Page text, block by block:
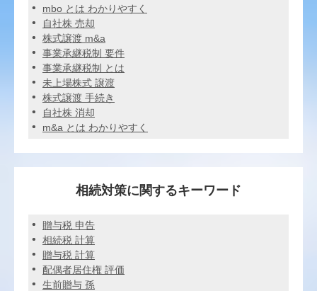
mbo とは わかりやすく
自社株 売却
株式譲渡 m&a
事業承継税制 要件
事業承継税制 とは
未上場株式 譲渡
株式譲渡 手続き
自社株 消却
m&a とは わかりやすく
相続対策に関するキーワード
贈与税 申告
相続税 計算
贈与税 計算
配偶者居住権 評価
生前贈与 孫